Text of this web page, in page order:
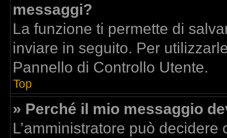
messaggi?
La funzione ti permette di
inviare in seguito. Per
Pannello di Controllo Utente.
Top
» Perché il mio messaggio
L’amministratore può